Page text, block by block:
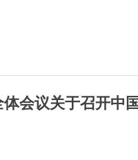
会议关于召开中